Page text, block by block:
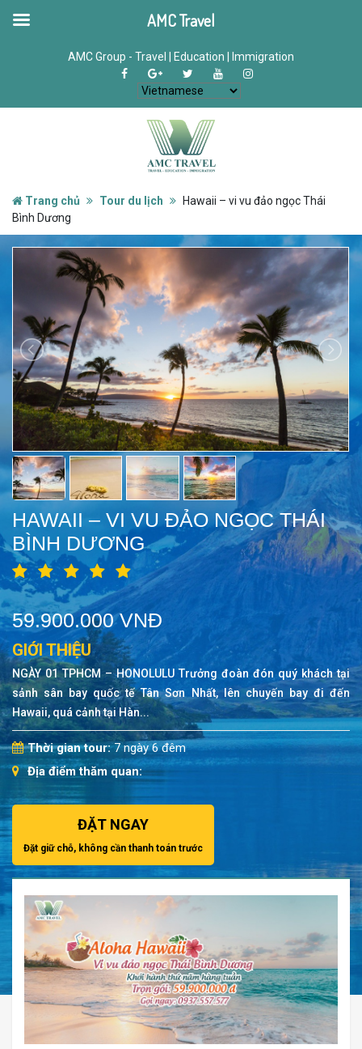
AMC Group - Travel | Education | Immigration
Trang chủ Tour du lịch
Hawaii – vi vu đảo ngọc Thái
Bình Dương
HAWAII – VI VU ĐẢO NGỌC THÁI
BÌNH DƯƠNG
59.900.000 VNĐ
GIỚI THIỆU
NGÀY 01 TPHCM – HONOLULU Trưởng đoàn đón quý khách tại
sảnh sân bay quốc tế Tân Sơn Nhất, lên chuyến bay đi đến
Hawaii, quá cảnh tại Hàn...
Thời gian tour:7 ngày 6 đêm
Địa điểm thăm quan:
ĐẶT NGAY
Đặt giữ chỗ, không cần thanh toán trước
AMC Travel